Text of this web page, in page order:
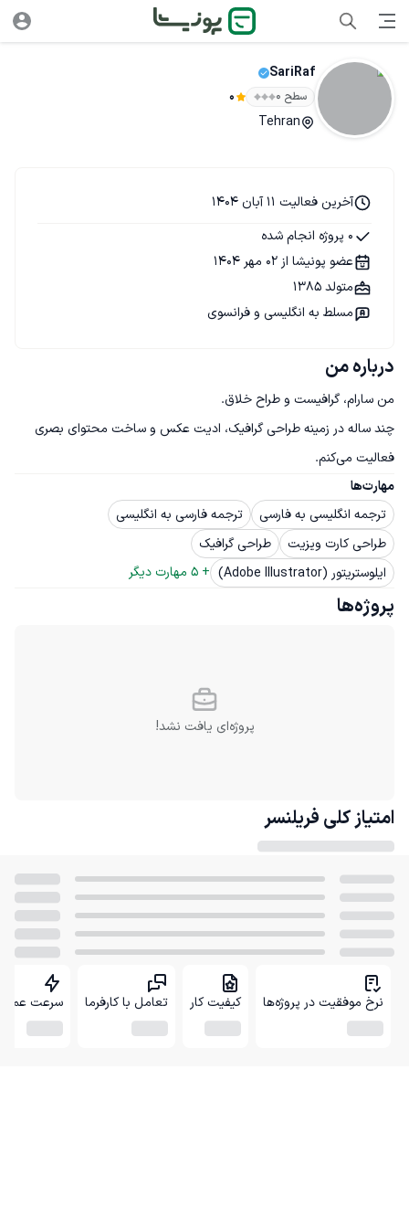
SariRaf
سطح ۰ 0
Tehran
درباره من
چند ساله در زمینه طراحی گرافیک، ادیت عکس و ساخت محتوای بصری
فعالیت می‌کنم.
مهارت‌ها
ترجمه انگلیسی به فارسی
ترجمه فارسی به انگلیسی
طراحی کارت ویزیت
طراحی گرافیک
ایلوستریتور (Adobe Illustrator)
+
5 مهارت دیگر
آخرین فعالیت 11 آبان 1404
0 پروژه انجام شده
عضو پونیشا از 02 مهر 1404
متولد 1385
مسلط به انگلیسی و فرانسوی
پروژه‌ها
پروژه‌ای یافت نشد!
امتیاز کلی فریلنسر
نرخ موفقیت در پروژه‌ها کیفیت کار تعامل با کارفرما سرعت عمل